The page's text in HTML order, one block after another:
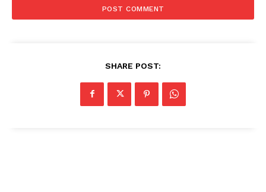
SHARE POST: